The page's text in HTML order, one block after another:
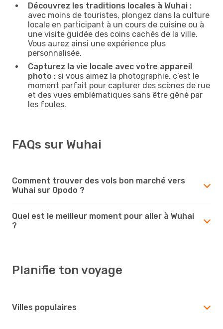
Découvrez les traditions locales à Wuhai :
avec moins de touristes, plongez dans la culture
locale en participant à un cours de cuisine ou à
une visite guidée des coins cachés de la ville.
Vous aurez ainsi une expérience plus
personnalisée.
Capturez la vie locale avec votre appareil
photo : si vous aimez la photographie, c’est le
moment parfait pour capturer des scènes de rue
et des vues emblématiques sans être gêné par
les foules.
FAQs sur Wuhai
Comment trouver des vols bon marché vers
Wuhai sur Opodo ?
Quel est le meilleur moment pour aller à Wuhai
?
Planifie ton voyage
Villes populaires